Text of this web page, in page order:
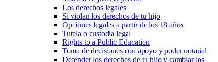
Los derechos legales
Si violan los derechos de tu hijo
Opciones legales a partir de los 18 años
Tutela o custodia legal
Rights to a Public Education
Toma de decisiones con apoyo y poder notarial
Defender los derechos de tu hijo y cambiar los